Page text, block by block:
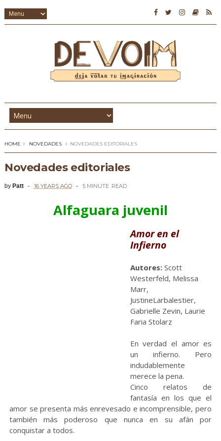
HOME NOVEDADES NOVEDADES EDITORIALES
Novedades editoriales
by Patt 16 YEARS AGO 5 MINUTE READ
Alfaguara juvenil
Amor en el
Infierno
Autores: Scott
Westerfeld, Melissa
Marr,
JustineLarbalestier,
Gabrielle Zevin, Laurie
Faria Stolarz
En verdad el amor es
un infierno. Pero
indudablemente
merece la pena.
Cinco relatos de
fantasía en los que el
amor se presenta más enrevesado e incomprensible, pero
también más poderoso que nunca en su afán por
conquistar a todos.